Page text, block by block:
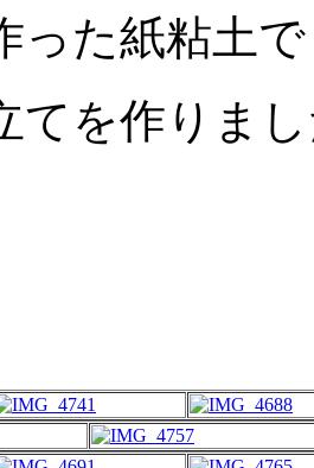
った紙粘土で
てを作りま